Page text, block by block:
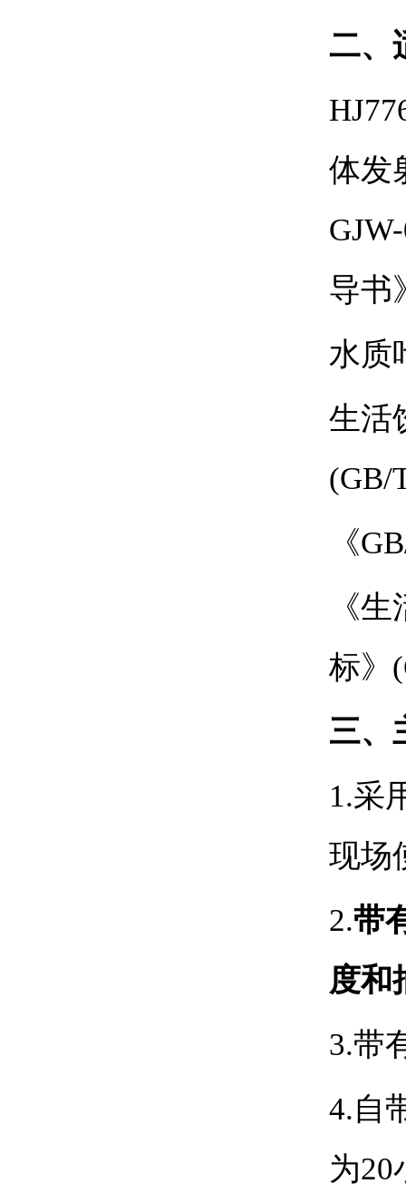
二、
体发
导书
水质
生活
(GB/
《
《
标》
三、
1.采
现场
2.带
度和
3.带
4.自
为20